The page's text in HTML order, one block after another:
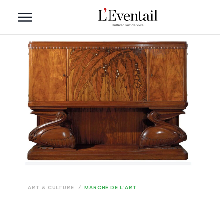
ART & CULTURE / MARCHÉ DE L'ART